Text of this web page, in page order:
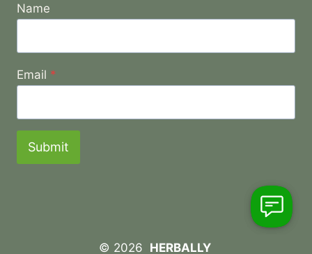
Name
Email *
Submit
© 2026 HERBALLY